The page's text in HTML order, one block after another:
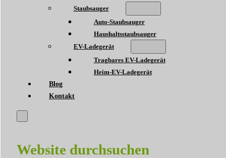
Staubsauger
Auto-Staubsauger
Haushaltsstaubsauger
EV-Ladegerät
Tragbares EV-Ladegerät
Heim-EV-Ladegerät
Blog
Kontakt
Website durchsuchen